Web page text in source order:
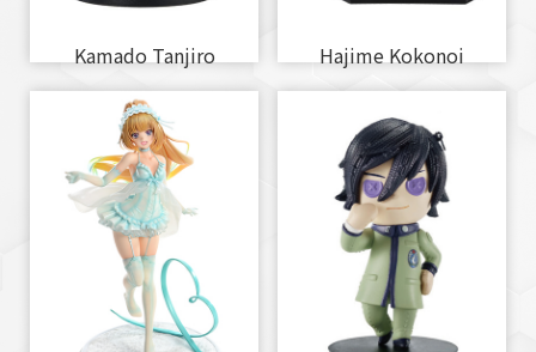
Kamado Tanjiro Hajime Kokonoi